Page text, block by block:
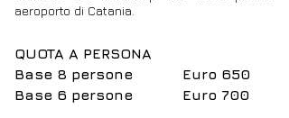
aeroporto di Catania.
QUOTA A PERSONA
Base 8 persone Euro 650
Base 6 persone Euro 700